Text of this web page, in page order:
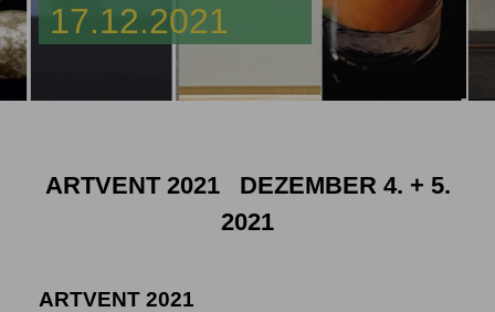
17.12.2021
ARTVENT 2021 DEZEMBER 4. + 5.
2021
ARTVENT 2021